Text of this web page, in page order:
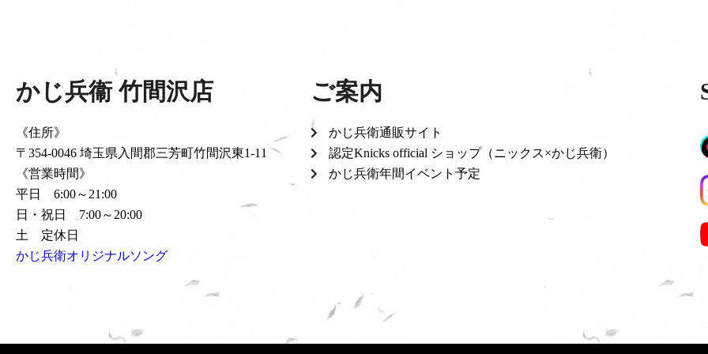
かじ兵衞 竹間沢店
《住所》
〒354-0046 埼玉県入間郡三芳町竹間沢東1-11
《営業時間》
平日 6:00～21:00
日・祝日 7:00～20:00
土 定休日
かじ兵衛オリジナルソング
ご案内
かじ兵衛通販サイト
認定Knicks official ショップ（ニックス×かじ兵衛）
かじ兵衛年間イベント予定